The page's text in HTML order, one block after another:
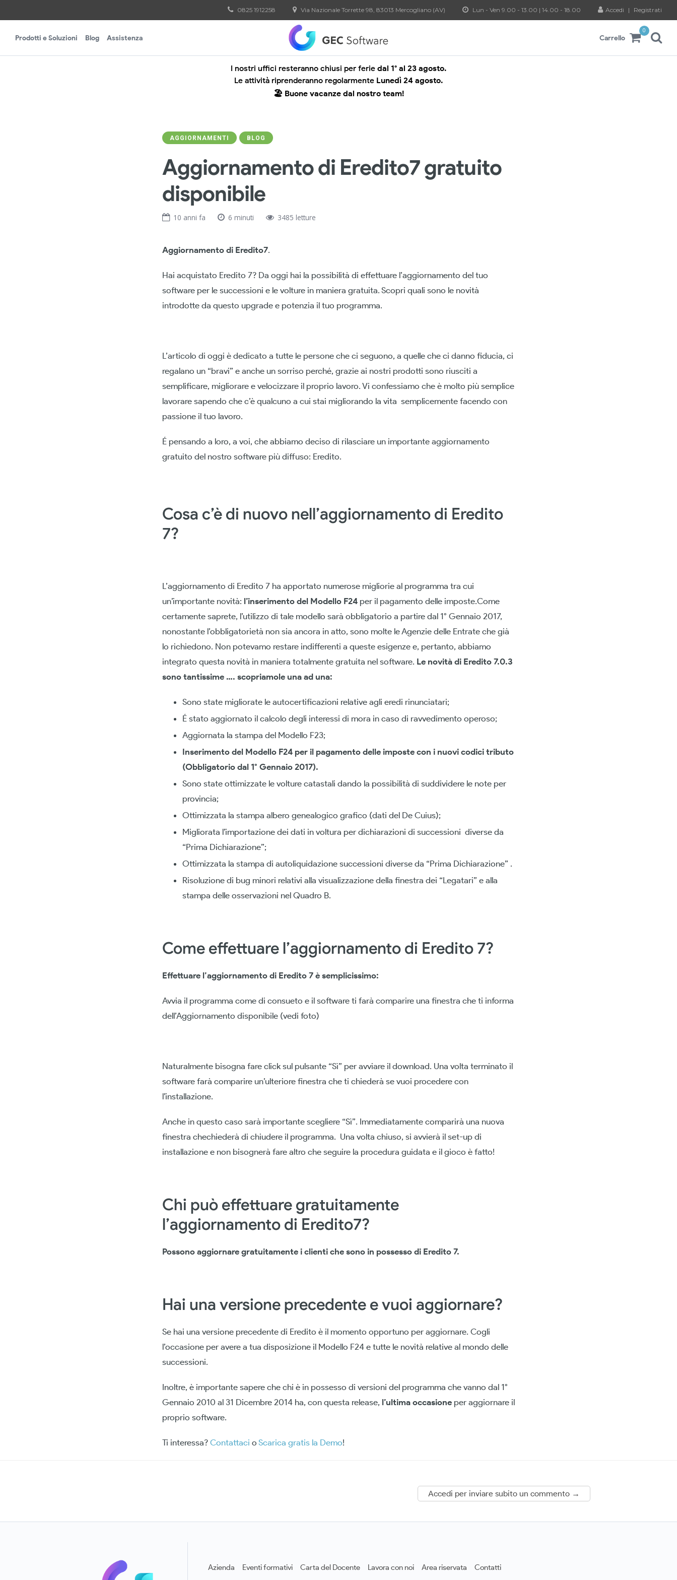
0825 1912258 Via Nazionale Torrette 98, 83013 Mercogliano (AV) Lun - Ven 9.00 - 13.00 | 14.00 - 18.00 Accedi | Registrati
Prodotti e Soluzioni Blog Assistenza Carrello
0
I nostri uffici resteranno chiusi per ferie dal 1° al 23 agosto.
Le attività riprenderanno regolarmente Lunedì 24 agosto.
🏖️ Buone vacanze dal nostro team!
AGGIORNAMENTI BLOG
Aggiornamento di Eredito7 gratuito
disponibile
10 anni fa 6 minuti 3485 letture
Aggiornamento di Eredito7.
Hai acquistato Eredito 7? Da oggi hai la possibilità di effettuare l’aggiornamento del tuo
software per le successioni e le volture in maniera gratuita. Scopri quali sono le novità
introdotte da questo upgrade e potenzia il tuo programma.
L’articolo di oggi è dedicato a tutte le persone che ci seguono, a quelle che ci danno fiducia, ci
regalano un “bravi” e anche un sorriso perché, grazie ai nostri prodotti sono riusciti a
semplificare, migliorare e velocizzare il proprio lavoro. Vi confessiamo che è molto più semplice
lavorare sapendo che c’è qualcuno a cui stai migliorando la vita semplicemente facendo con
passione il tuo lavoro.
É pensando a loro, a voi, che abbiamo deciso di rilasciare un importante aggiornamento
gratuito del nostro software più diffuso: Eredito.
Cosa c’è di nuovo nell’aggiornamento di Eredito
7?
L’aggiornamento di Eredito 7 ha apportato numerose migliorie al programma tra cui
un’importante novità: l’inserimento del Modello F24 per il pagamento delle imposte.Come
certamente saprete, l’utilizzo di tale modello sarà obbligatorio a partire dal 1° Gennaio 2017,
nonostante l’obbligatorietà non sia ancora in atto, sono molte le Agenzie delle Entrate che già
lo richiedono. Non potevamo restare indifferenti a queste esigenze e, pertanto, abbiamo
integrato questa novità in maniera totalmente gratuita nel software. Le novità di Eredito 7.0.3
sono tantissime …. scopriamole una ad una:
Sono state migliorate le autocertificazioni relative agli eredi rinunciatari;
É stato aggiornato il calcolo degli interessi di mora in caso di ravvedimento operoso;
Aggiornata la stampa del Modello F23;
Inserimento del Modello F24 per il pagamento delle imposte con i nuovi codici tributo
(Obbligatorio dal 1° Gennaio 2017).
Sono state ottimizzate le volture catastali dando la possibilità di suddividere le note per
provincia;
Ottimizzata la stampa albero genealogico grafico (dati del De Cuius);
Migliorata l’importazione dei dati in voltura per dichiarazioni di successioni diverse da
“Prima Dichiarazione”;
Ottimizzata la stampa di autoliquidazione successioni diverse da “Prima Dichiarazione” .
Risoluzione di bug minori relativi alla visualizzazione della finestra dei “Legatari” e alla
stampa delle osservazioni nel Quadro B.
Come effettuare l’aggiornamento di Eredito 7?
Effettuare l’aggiornamento di Eredito 7 è semplicissimo:
Avvia il programma come di consueto e il software ti farà comparire una finestra che ti informa
dell’Aggiornamento disponibile (vedi foto)
Naturalmente bisogna fare click sul pulsante “Sì” per avviare il download. Una volta terminato il
software farà comparire un’ulteriore finestra che ti chiederà se vuoi procedere con
l’installazione.
Anche in questo caso sarà importante scegliere “Sì”. Immediatamente comparirà una nuova
finestra chechiederà di chiudere il programma. Una volta chiuso, si avvierà il set-up di
installazione e non bisognerà fare altro che seguire la procedura guidata e il gioco è fatto!
Chi può effettuare gratuitamente
l’aggiornamento di Eredito7?
Possono aggiornare gratuitamente i clienti che sono in possesso di Eredito 7.
Hai una versione precedente e vuoi aggiornare?
Se hai una versione precedente di Eredito è il momento opportuno per aggiornare. Cogli
l’occasione per avere a tua disposizione il Modello F24 e tutte le novità relative al mondo delle
successioni.
Inoltre, è importante sapere che chi è in possesso di versioni del programma che vanno dal 1°
Gennaio 2010 al 31 Dicembre 2014 ha, con questa release, l’ultima occasione per aggiornare il
proprio software.
Ti interessa? Contattaci o Scarica gratis la Demo!
Accedi per inviare subito un commento →
Azienda Eventi formativi Carta del Docente Lavora con noi Area riservata Contatti